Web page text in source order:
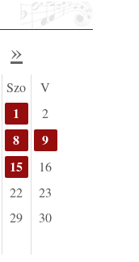
»
Szo V
1
2
8
9
15
16
22
23
29
30